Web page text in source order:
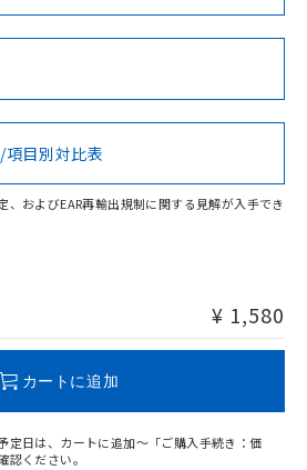
Cd Cr(VI)
する可能性があります。
No No
の製品の規格認証/適合状況ページへ
こちらのページからご検索ください
目別対比表
、およびEAR再輸出規制に関する見解が入手でき
¥ 1,580
カートに追加
定日は、カートに追加～「ご購入手続き：価
ください。